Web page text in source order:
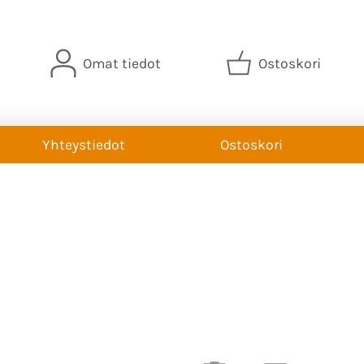
Omat tiedot Ostoskori
Yhteystiedot Ostoskori